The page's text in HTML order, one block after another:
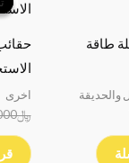
طاقة
والحديقة
اخرى
﷼